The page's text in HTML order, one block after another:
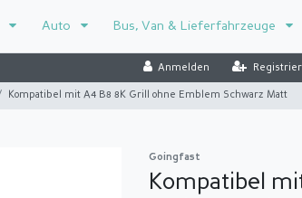
Auto Bus, Van & Lieferfahrzeuge
Anmelden
Kompatibel mit A4 B8 8K Grill ohne Emblem Schwarz Matt
Goingfast
Kompatibel